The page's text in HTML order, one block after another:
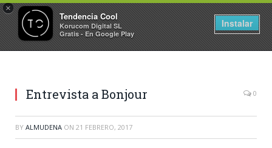
×
Tendencia Cool
Korucom Digital SL
Gratis - En Google Play
Instalar
Entrevista a Bonjour 0
BY ALMUDENA ON 21 FEBRERO, 2017